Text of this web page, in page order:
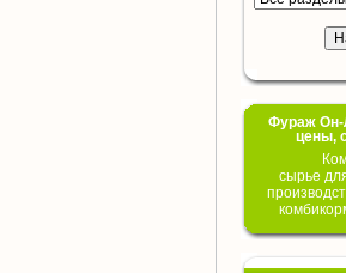
Фураж Он-
цены,
сырье